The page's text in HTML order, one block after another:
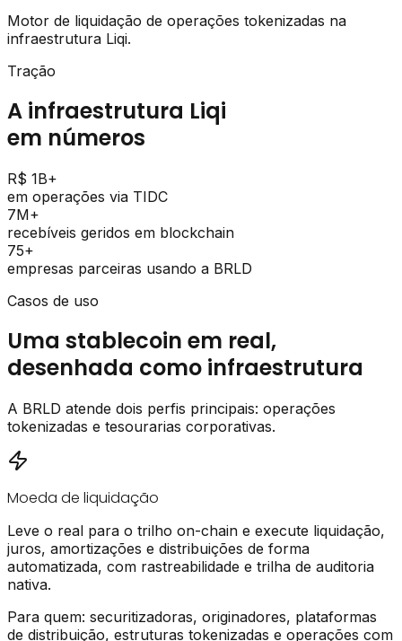
Motor de liquidação de operações tokenizadas na
infraestrutura Liqi.
Tração
A infraestrutura Liqi
em números
R$ 1B+
em operações via TIDC
7M+
recebíveis geridos em blockchain
75+
empresas parceiras usando a BRLD
Casos de uso
Uma stablecoin em real,
desenhada como infraestrutura
A BRLD atende dois perfis principais: operações
tokenizadas e tesourarias corporativas.
Moeda de liquidação
Leve o real para o trilho on-chain e execute liquidação,
juros, amortizações e distribuições de forma
automatizada, com rastreabilidade e trilha de auditoria
nativa.
Para quem: securitizadoras, originadores, plataformas
de distribuição, estruturas tokenizadas e operações com